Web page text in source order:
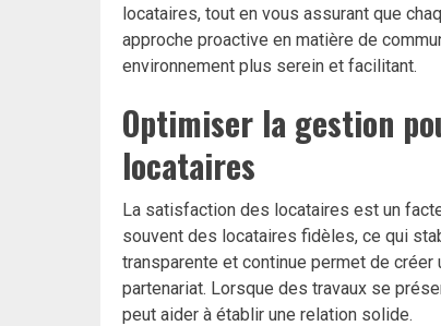
locataires, tout en vous assurant que
approche proactive en matière de
environnement plus serein et facilitant.
Optimiser la gestion
locataires
La satisfaction des locataires est un
souvent des locataires fidèles, ce qui
transparente et continue permet de
partenariat. Lorsque des travaux se
peut aider à établir une relation solide.